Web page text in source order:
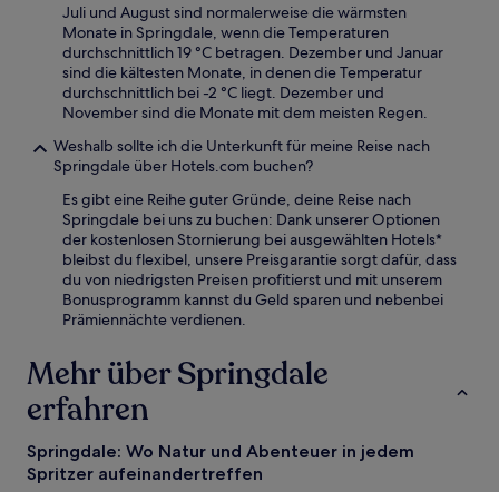
Juli und August sind normalerweise die wärmsten
Monate in Springdale, wenn die Temperaturen
durchschnittlich 19 °C betragen. Dezember und Januar
sind die kältesten Monate, in denen die Temperatur
durchschnittlich bei -2 °C liegt. Dezember und
November sind die Monate mit dem meisten Regen.
Weshalb sollte ich die Unterkunft für meine Reise nach
Springdale über Hotels.com buchen?
Es gibt eine Reihe guter Gründe, deine Reise nach
Springdale bei uns zu buchen: Dank unserer Optionen
der kostenlosen Stornierung bei ausgewählten Hotels*
bleibst du flexibel, unsere Preisgarantie sorgt dafür, dass
du von niedrigsten Preisen profitierst und mit unserem
Bonusprogramm kannst du Geld sparen und nebenbei
Prämiennächte verdienen.
Mehr über Springdale
erfahren
Springdale: Wo Natur und Abenteuer in jedem
Spritzer aufeinandertreffen